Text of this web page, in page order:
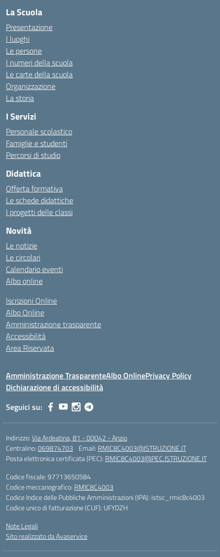
La Scuola
Presentazione
I luoghi
Le persone
I numeri della scuola
Le carte della scuola
Organizzazione
La storia
I Servizi
Personale scolastico
Famiglie e studenti
Percorsi di studio
Didattica
Offerta formativa
Le schede didattiche
I progetti delle classi
Novità
Le notizie
Le circolari
Calendario eventi
Albo online
Iscrizioni Online
Albo Online
Amministrazione trasparente
Accessibilità
Area Riservata
Amministrazione TrasparenteAlbo OnlinePrivacy Policy
Dichiarazione di accessibilità
Seguici su:
Indirizzo:Via Ardeatina, 81 - 00042 - Anzio
Centralino:069874703 Email: RMIC8C4003@ISTRUZIONE.IT
Posta elettronica certificata (PEC): RMIC8C4003@PEC.ISTRUZIONE.IT
Codice fiscale: 97713650584
Codice meccanografico: RMIC8C4003
Codice Indice delle Pubbliche Amministrazioni (IPA): istsc_rmic8c4003
Codice unico di fatturazione (CUF): UFYDZH
Note Legali
Sito realizzato da Avaservice